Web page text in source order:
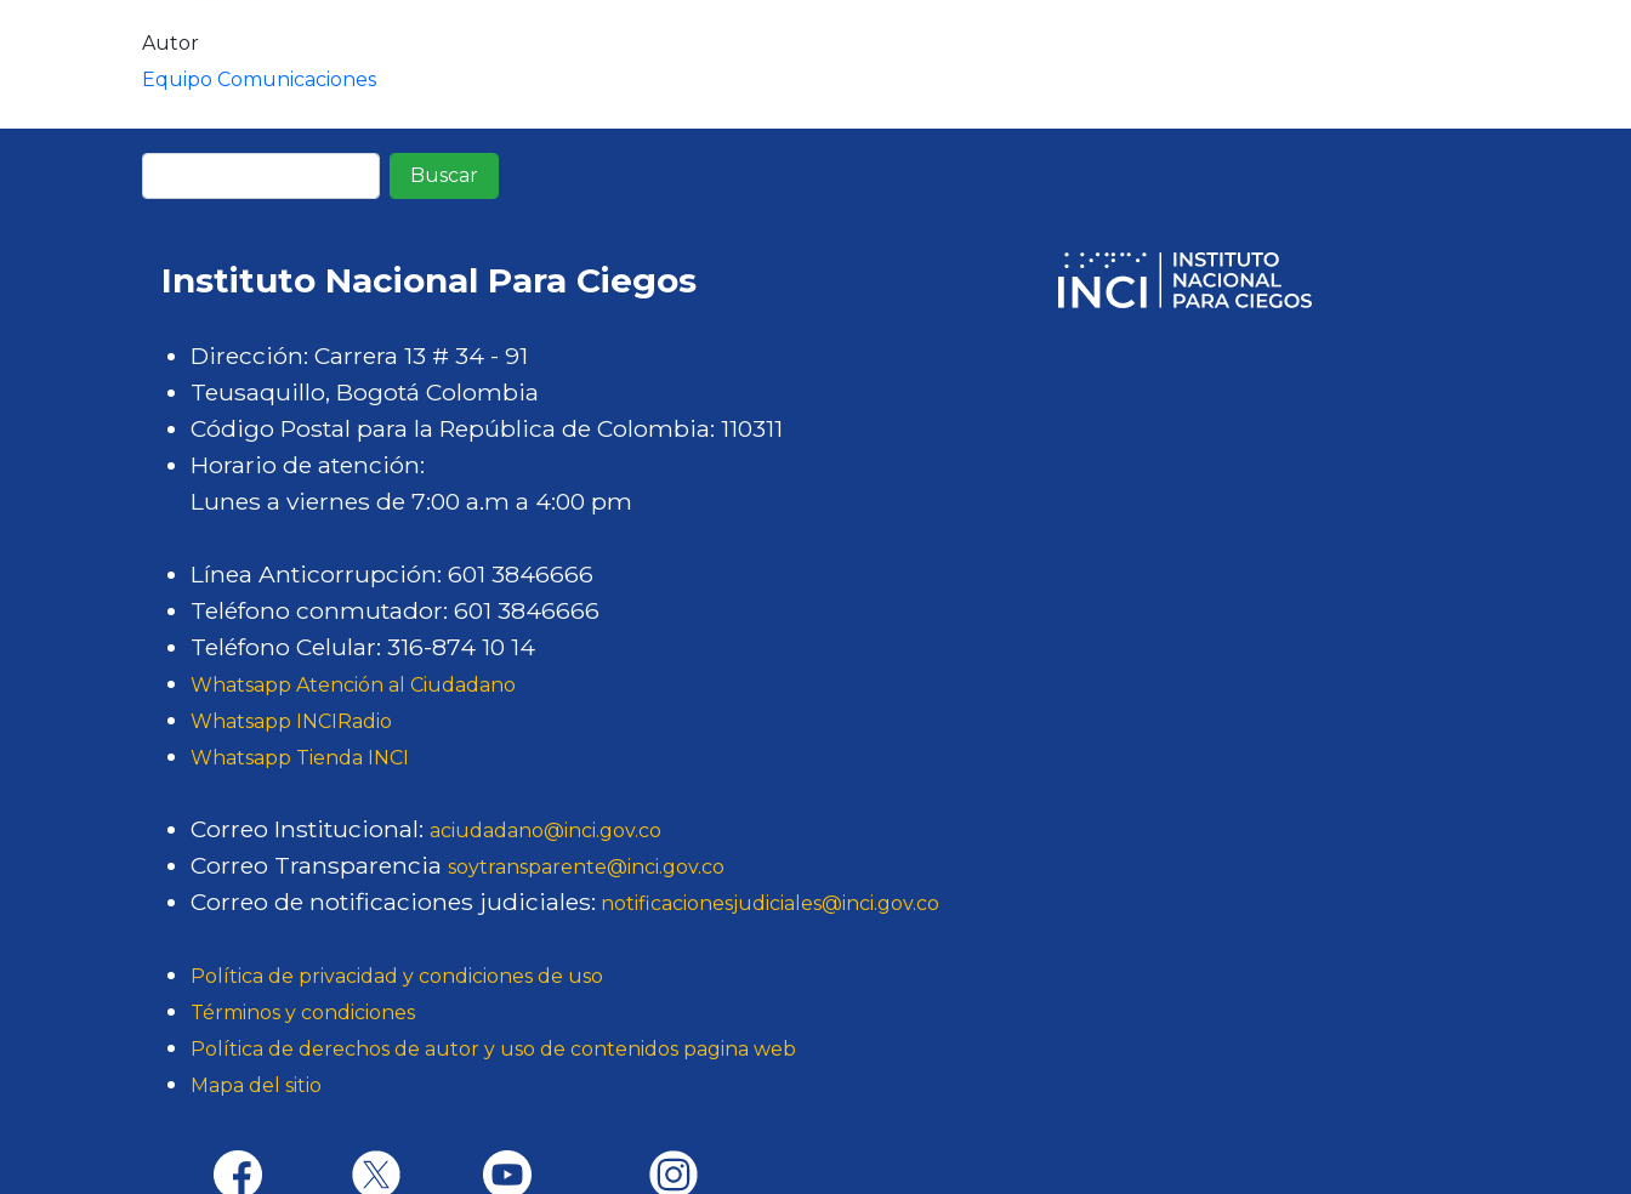
Autor
Equipo Comunicaciones
Instituto Nacional Para Ciegos
Dirección: Carrera 13 # 34 - 91
Teusaquillo, Bogotá Colombia
Código Postal para la República de Colombia: 110311
Horario de atención:
Lunes a viernes de 7:00 a.m a 4:00 pm
Línea Anticorrupción: 601 3846666
Teléfono conmutador: 601 3846666
Teléfono Celular: 316-874 10 14
Whatsapp Atención al Ciudadano
Whatsapp INCIRadio
Whatsapp Tienda INCI
Correo Institucional: aciudadano@inci.gov.co
Correo Transparencia soytransparente@inci.gov.co
Correo de notificaciones judiciales: notificacionesjudiciales@inci.gov.co
Política de privacidad y condiciones de uso
Términos y condiciones
Política de derechos de autor y uso de contenidos pagina web
Mapa del sitio